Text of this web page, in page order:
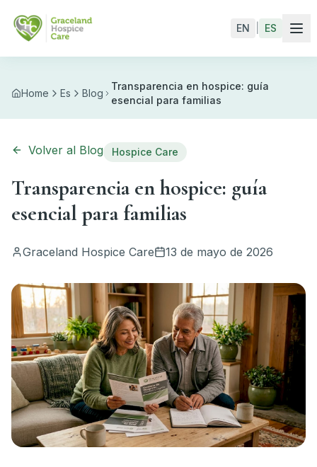
EN ES
Home Es Blog
Transparencia en hospice: guía
esencial para familias
Volver al Blog Hospice Care
Transparencia en hospice: guía
esencial para familias
Graceland Hospice Care 13 de mayo de 2026